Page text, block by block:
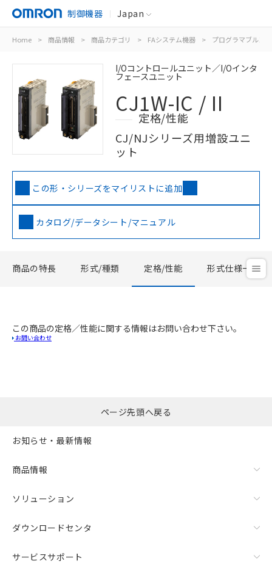
制御機器 Japan
Home > 商品情報 > 商品カテゴリ > FAシステム機器 > プログラマブルコ
I/Oコントロールユニット／I/Oインタ
フェースユニット
CJ1W-IC / II
定格/性能
CJ/NJシリーズ用増設ユニ
ット
この形・シリーズをマイリストに追加
カタログ/データシート/マニュアル
商品の特長 形式/種類 定格/性能 形式仕様一覧
この商品の定格／性能に関する情報はお問い合わせ下さい。
お問い合わせ
ページ先頭へ戻る
お知らせ・最新情報
商品情報
ソリューション
ダウンロードセンタ
サービスサポート